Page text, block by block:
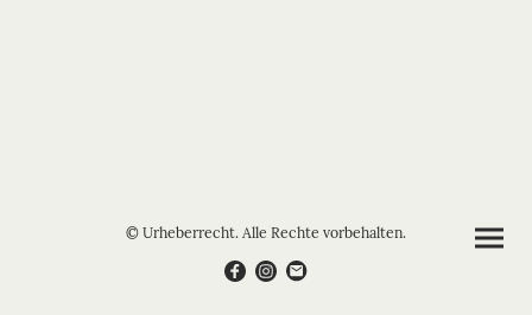
© Urheberrecht. Alle Rechte vorbehalten.